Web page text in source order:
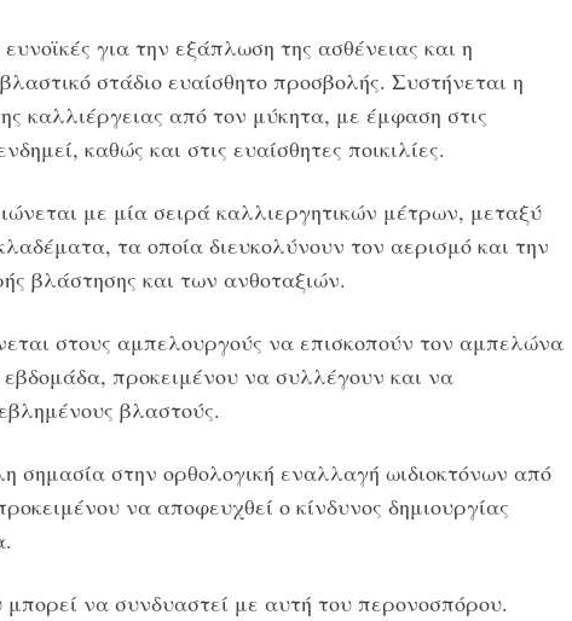
ευνοϊκές για την εξάπλωση της ασθένειας και η
στάδιο ευαίσθητο προσβολής. Συστήνεται η
καλλιέργειας από τον μύκητα, με έμφαση στις
καθώς και στις ευαίσθητες ποικιλίες.
με μία σειρά καλλιεργητικών μέτρων, μεταξύ
τα οποία διευκολύνουν τον αερισμό και την
βλάστησης και των ανθοταξιών.
στους αμπελουργούς να επισκοπούν τον αμπελώνα
προκειμένου να συλλέγουν και να
βλαστούς.
σημασία στην ορθολογική εναλλαγή ωιδιοκτόνων από
να αποφευχθεί ο κίνδυνος δημιουργίας
να συνδυαστεί με αυτή του περονοσπόρου.